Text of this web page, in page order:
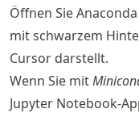
Öffnen Sie
mit schwarzem
Cursor darstellt.
Wenn Sie mit
Jupyter Notebook-